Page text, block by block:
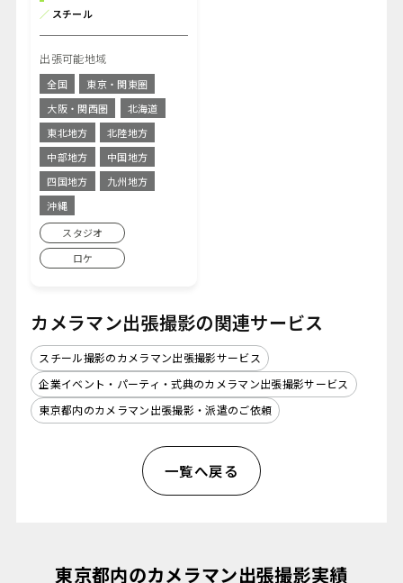
／ スチール
出張可能地域
全国
東京・関東圏
大阪・関西圏
北海道
東北地方
北陸地方
中部地方
中国地方
四国地方
九州地方
沖縄
スタジオ
ロケ
カメラマン出張撮影の関連サービス
スチール撮影のカメラマン出張撮影サービス
企業イベント・パーティ・式典のカメラマン出張撮影サービス
東京都内のカメラマン出張撮影・派遣のご依頼
一覧へ戻る
東京都内のカメラマン出張撮影実績